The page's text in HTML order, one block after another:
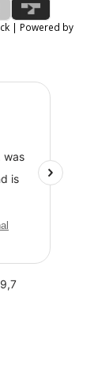
| Powered by